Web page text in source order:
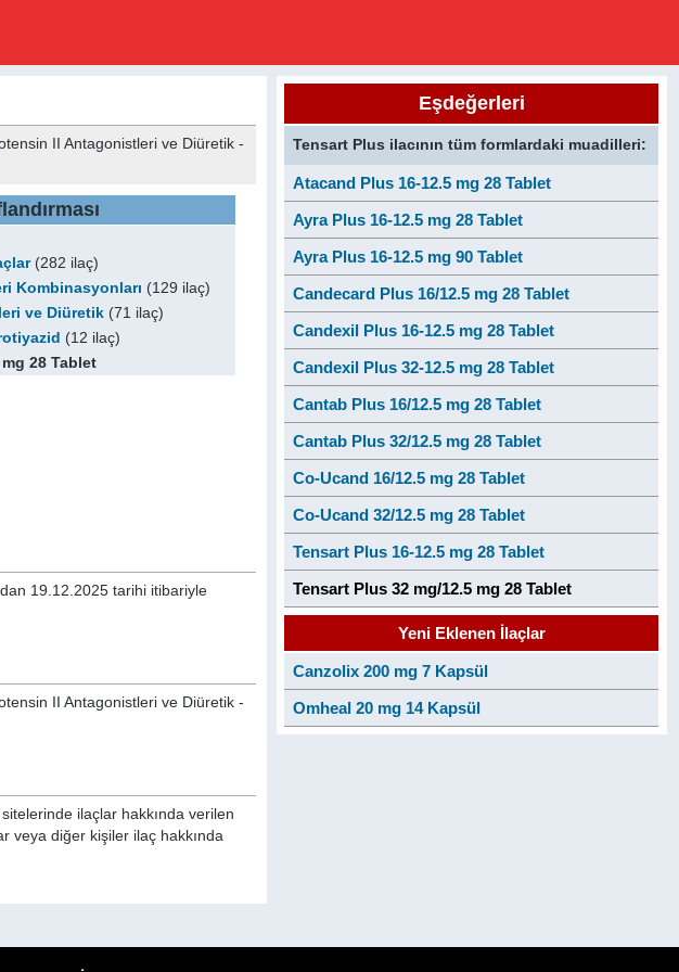
II Antagonistleri ve Diüretik -
(282 ilaç)
Kombinasyonları (129 ilaç)
ve Diüretik (71 ilaç)
(12 ilaç)
28 Tablet
19.12.2025 tarihi itibariyle
II Antagonistleri ve Diüretik -
ilaçlar hakkında verilen
veya diğer kişiler ilaç hakkında
Eşdeğerleri
Tensart Plus ilacının tüm formlardaki muadilleri:
Atacand Plus 16-12.5 mg 28 Tablet
Ayra Plus 16-12.5 mg 28 Tablet
Ayra Plus 16-12.5 mg 90 Tablet
Candecard Plus 16/12.5 mg 28 Tablet
Candexil Plus 16-12.5 mg 28 Tablet
Candexil Plus 32-12.5 mg 28 Tablet
Cantab Plus 16/12.5 mg 28 Tablet
Cantab Plus 32/12.5 mg 28 Tablet
Co-Ucand 16/12.5 mg 28 Tablet
Co-Ucand 32/12.5 mg 28 Tablet
Tensart Plus 16-12.5 mg 28 Tablet
Tensart Plus 32 mg/12.5 mg 28 Tablet
Yeni Eklenen İlaçlar
Canzolix 200 mg 7 Kapsül
Omheal 20 mg 14 Kapsül